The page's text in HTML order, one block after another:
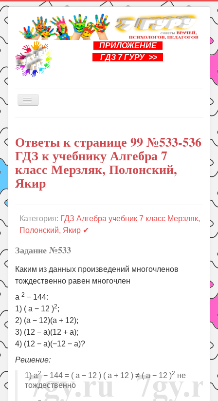
ПРИЛОЖЕНИЕ
ГДЗ 7 ГУРУ >>
Включить/
Книги
Рукоделие
Подготовка к школе
Уроки
Праздники
Летом!
Поиск
Ответы к странице 99 №533-536
ГДЗ к учебнику Алгебра 7
класс Мерзляк, Полонский,
Якир
Категория: ГДЗ Алгебра учебник 7 класс Мерзляк,
Полонский, Якир ✔
Задание №533
Каким из данных произведений многочленов
тождественно равен многочлен
a2 − 144:
1) ( a − 12 )2;
2) (a − 12)(a + 12);
3) (12 − a)(12 + a);
4) (12 − a)(−12 − a)?
Решение:
1) a2− 144 = ( a − 12 ) ( a + 12 ) ≠ ( a − 12 )2 не
тождественно